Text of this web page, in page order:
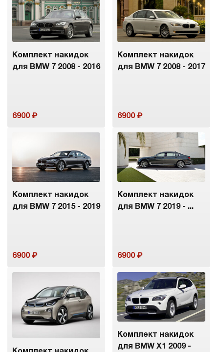
Комплект накидок
для BMW 7 2008 - 2016
6900
Комплект накидок
для BMW 7 2008 - 2017
6900
Комплект накидок
для BMW 7 2015 - 2019
6900
Комплект накидок
для BMW 7 2019 - ...
6900
Комплект накидок
для BMW X1 2009 -